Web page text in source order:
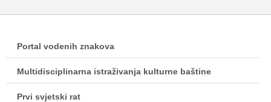
Portal vodenih znakova
Multidisciplinarna istraživanja kulturne baštine
Prvi svjetski rat